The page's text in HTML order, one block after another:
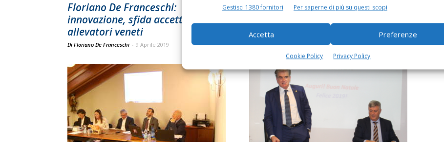
Gestisci 1380 fornitori Per saperne di più su questi scopi
Accetta Preferenze
Cookie Policy Privacy Policy
Floriano De Franceschi:
innovazione, sfida accettata dagli
allevatori veneti
Di Floriano De Franceschi - 9 Aprile 2019
Nuovi vertici all’Anarb, Silvano
Turato presidente
DiGiorgio Setti